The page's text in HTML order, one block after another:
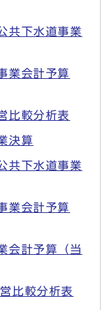
共下水道事業
業会計予算
比較分析表
決算
共下水道事業
業会計予算
会計予算（当
比較分析表